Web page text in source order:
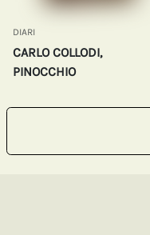
DIARI
CARLO COLLODI,
PINOCCHIO